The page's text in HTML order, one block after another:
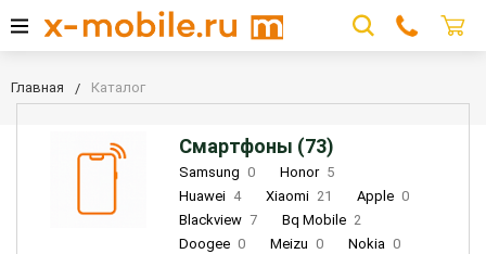
Главная Каталог
Смартфоны (73)
Samsung 0 Honor 5
Huawei 4 Xiaomi 21 Apple 0
Blackview 7 Bq Mobile 2
Doogee 0 Meizu 0 Nokia 0